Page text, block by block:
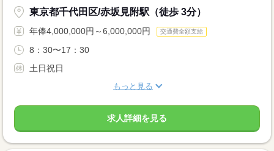
東京都千代田区/赤坂見附駅（徒歩 3分）
年俸4,000,000円～6,000,000円 交通費全額支給
8：30〜17：30
土日祝日
もっと見る
求人詳細を見る